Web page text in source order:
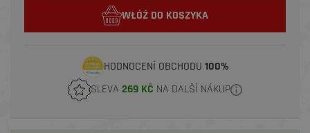
WŁÓŻ DO KOSZYKA
HODNOCENÍ OBCHODU 100%
SLEVA 269 KČ NA DALŠÍ NÁKUP